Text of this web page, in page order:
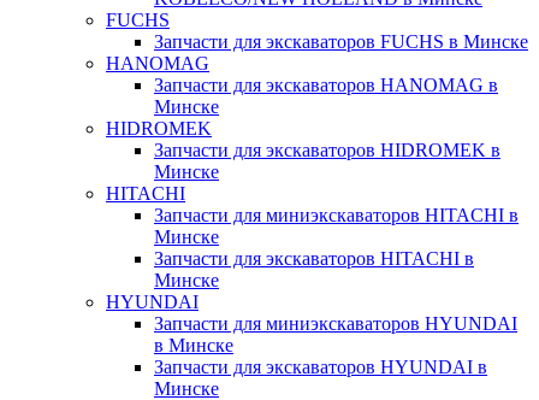
FUCHS
Запчасти для экскаваторов FUCHS в Минске
HANOMAG
Запчасти для экскаваторов HANOMAG в
Минске
HIDROMEK
Запчасти для экскаваторов HIDROMEK в
Минске
HITACHI
Запчасти для миниэкскаваторов HITACHI в
Минске
Запчасти для экскаваторов HITACHI в
Минске
HYUNDAI
Запчасти для миниэкскаваторов HYUNDAI
в Минске
Запчасти для экскаваторов HYUNDAI в
Минске